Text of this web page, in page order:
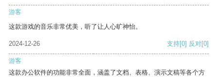
游客
这款游戏的音乐非常优美，听了让人心旷神怡。
2024-12-26 支持[0] 反对[0]
游客
这款办公软件的功能非常全面，涵盖了文档、表格、演示文稿等各个方